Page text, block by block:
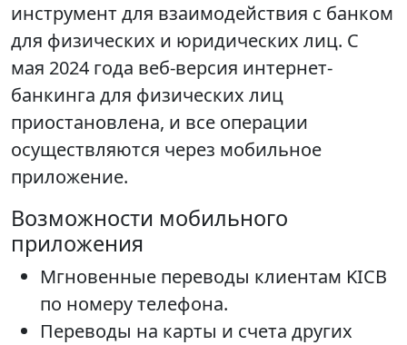
инструмент для взаимодействия с банком
для физических и юридических лиц. С
мая 2024 года веб-версия интернет-
банкинга для физических лиц
приостановлена, и все операции
осуществляются через мобильное
приложение.
Возможности мобильного
приложения
Мгновенные переводы клиентам KICB
по номеру телефона.
Переводы на карты и счета других